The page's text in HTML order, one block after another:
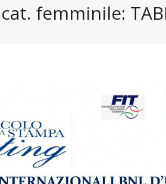
femminile: